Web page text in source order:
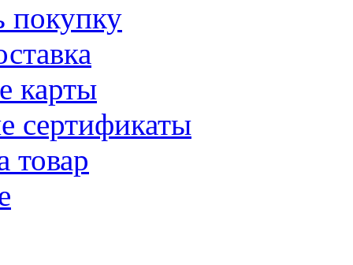
покупку
карты
сертификаты
товар